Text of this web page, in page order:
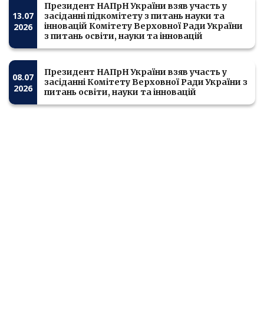
13.07
2026
Президент НАПрН України взяв участь у
засіданні підкомітету з питань науки та
інновацій Комітету Верховної Ради України
з питань освіти, науки та інновацій
08.07
2026
Президент НАПрН України взяв участь у
засіданні Комітету Верховної Ради України з
питань освіти, науки та інновацій